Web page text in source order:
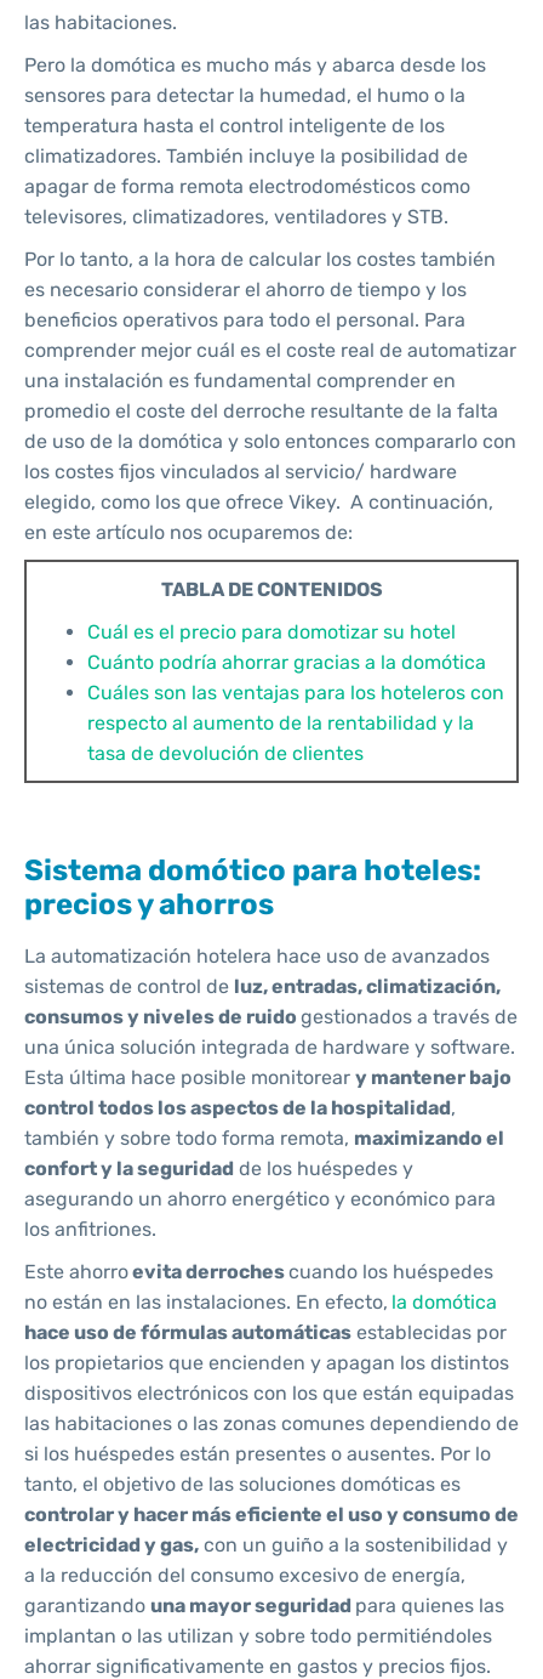
las habitaciones.
Pero la domótica es mucho más y abarca desde los
sensores para detectar la humedad, el humo o la
temperatura hasta el control inteligente de los
climatizadores. También incluye la posibilidad de
apagar de forma remota electrodomésticos como
televisores, climatizadores, ventiladores y STB.
Por lo tanto, a la hora de calcular los costes también
es necesario considerar el ahorro de tiempo y los
beneficios operativos para todo el personal. Para
comprender mejor cuál es el coste real de automatizar
una instalación es fundamental comprender en
promedio el coste del derroche resultante de la falta
de uso de la domótica y solo entonces compararlo con
los costes fijos vinculados al servicio/ hardware
elegido, como los que ofrece Vikey. A continuación,
en este artículo nos ocuparemos de:
TABLA DE CONTENIDOS
Cuál es el precio para domotizar su hotel
Cuánto podría ahorrar gracias a la domótica
Cuáles son las ventajas para los hoteleros con
respecto al aumento de la rentabilidad y la
tasa de devolución de clientes
Sistema domótico para hoteles:
precios y ahorros
La automatización hotelera hace uso de avanzados
sistemas de control de luz, entradas, climatización,
consumos y niveles de ruido gestionados a través de
una única solución integrada de hardware y software.
Esta última hace posible monitorear y mantener bajo
control todos los aspectos de la hospitalidad,
también y sobre todo forma remota, maximizando el
confort y la seguridad de los huéspedes y
asegurando un ahorro energético y económico para
los anfitriones.
Este ahorroevita derrochescuando los huéspedes
no están en las instalaciones. En efecto, la domótica
hace uso de fórmulas automáticas establecidas por
los propietarios que encienden y apagan los distintos
dispositivos electrónicos con los que están equipadas
las habitaciones o las zonas comunes dependiendo de
si los huéspedes están presentes o ausentes. Por lo
tanto, el objetivo de las soluciones domóticas es
controlar y hacer más eficiente el uso y consumo de
electricidad y gas, con un guiño a la sostenibilidad y
a la reducción del consumo excesivo de energía,
garantizando una mayor seguridad para quienes las
implantan o las utilizan y sobre todo permitiéndoles
ahorrar significativamente en gastos y precios fijos.